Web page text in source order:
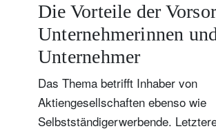
Die Vorteile der
Unternehmerinnen
Unternehmer
Das Thema betrifft Inhaber von
Aktiengesellschaften ebenso wie
Selbstständigerwerbende.